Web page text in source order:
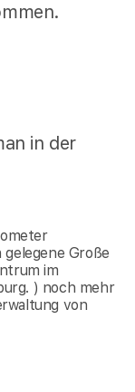
in der
Große
im
) noch mehr
von